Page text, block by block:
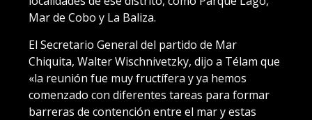
Mar de Cobo y La Baliza.
El Secretario General del partido de Mar
Chiquita, Walter Wischnivetzky, dijo a Télam que
«la reunión fue muy fructífera y ya hemos
comenzado con diferentes tareas para formar
barreras de contención entre el mar y estas